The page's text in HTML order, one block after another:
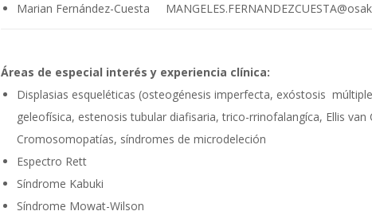
Marian Fernández-Cuesta
Áreas de especial interés y experiencia clínica:
Displasias esqueléticas (osteogénesis imperfecta, exóstosis
geleofísica, estenosis tubular diafisaria, trico-rrinofalangíca, Ellis
Cromosomopatías, síndromes de microdeleción
Espectro Rett
Síndrome Kabuki
Síndrome Mowat-Wilson